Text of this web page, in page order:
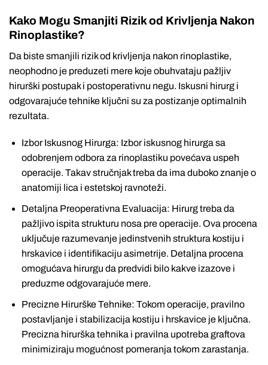
Kako Mogu Smanjiti Rizik od Krivljenja Nakon
Rinoplastike?
Da biste smanjili rizik od krivljenja nakon rinoplastike,
neophodno je preduzeti mere koje obuhvataju pažljiv
hirurški postupak i postoperativnu negu. Iskusni hirurg i
odgovarajuće tehnike ključni su za postizanje optimalnih
rezultata.
Izbor Iskusnog Hirurga: Izbor iskusnog hirurga sa
odobrenjem odbora za rinoplastiku povećava uspeh
operacije. Takav stručnjak treba da ima duboko znanje o
anatomiji lica i estetskoj ravnoteži.
Detaljna Preoperativna Evaluacija: Hirurg treba da
pažljivo ispita strukturu nosa pre operacije. Ova procena
uključuje razumevanje jedinstvenih struktura kostiju i
hrskavice i identifikaciju asimetrije. Detaljna procena
omogućava hirurgu da predvidi bilo kakve izazove i
preduzme odgovarajuće mere.
Precizne Hirurške Tehnike: Tokom operacije, pravilno
postavljanje i stabilizacija kostiju i hrskavice je ključna.
Precizna hirurška tehnika i pravilna upotreba graftova
minimiziraju mogućnost pomeranja tokom zarastanja.